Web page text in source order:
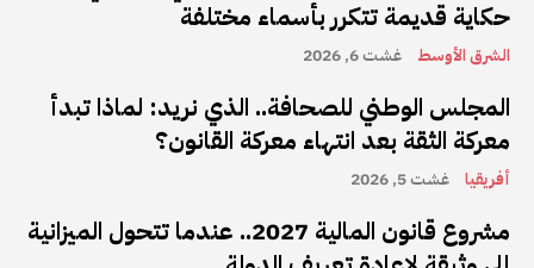
حكاية قديمة تتكرر بأسماء مختلفة
الشرق الأوسط غشت 6, 2026
المجلس الوطني للصحافة.. الذي نريد: لماذا تبدأ
معركة الثقة بعد انتهاء معركة القانون؟
أفريقيا غشت 5, 2026
مشروع قانون المالية 2027.. عندما تتحول الميزانية